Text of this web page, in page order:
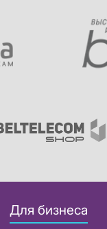
Для бизнеса